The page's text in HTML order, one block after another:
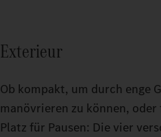
Exterieur
Ob kompakt, um durch enge
manövrieren zu können,
Platz für Pausen: Die vier